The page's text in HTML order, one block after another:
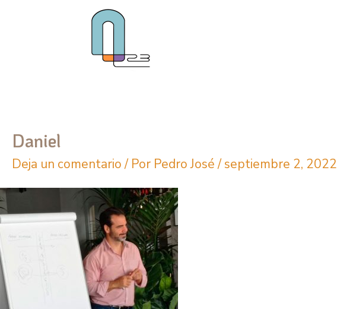
Daniel
Deja un comentario / Por Pedro José/septiembre 2, 2022